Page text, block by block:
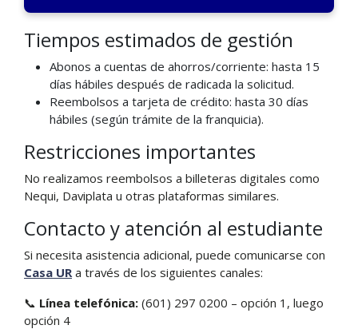
Tiempos estimados de gestión
Abonos a cuentas de ahorros/corriente: hasta 15
días hábiles después de radicada la solicitud.
Reembolsos a tarjeta de crédito: hasta 30 días
hábiles (según trámite de la franquicia).
Restricciones importantes
No realizamos reembolsos a billeteras digitales como
Nequi, Daviplata u otras plataformas similares.
Contacto y atención al estudiante
Si necesita asistencia adicional, puede comunicarse con
Casa URa través de los siguientes canales:
📞 Línea telefónica: (601) 297 0200 – opción 1, luego
opción 4